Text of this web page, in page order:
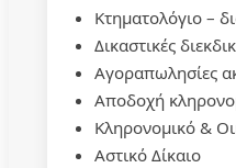
Κτηματολόγιο –
Δικαστικές
Αγοραπωλησίες
Αποδοχή
Κληρονομικό &
Αστικό Δίκαιο